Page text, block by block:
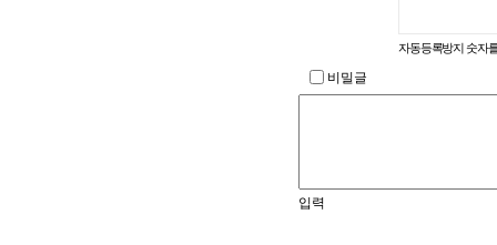
자동등록방지 숫자
비밀글
입력